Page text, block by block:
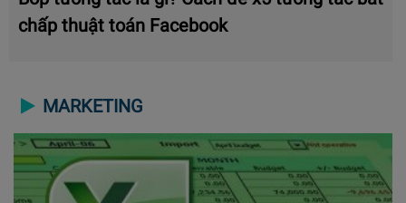
chấp thuật toán Facebook
MARKETING